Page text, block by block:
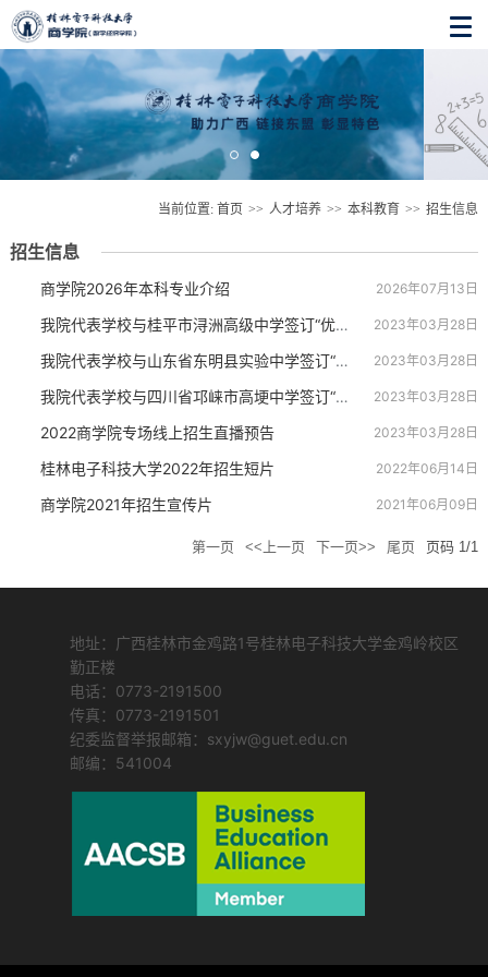
当前位置: 首页 >> 人才培养 >> 本科教育 >> 招生信息
招生信息
2026年07月13日
商学院2026年本科专业介绍
2023年03月28日
我院代表学校与桂平市浔洲高级中学签订“优质生源基地”建设协议并进行招生政策宣讲
2023年03月28日
我院代表学校与山东省东明县实验中学签订“优质生源基地”建设协议并进行招生政策宣讲
2023年03月28日
我院代表学校与四川省邛崃市高埂中学签订“优质生源基地”建设协议并进行招生政策宣讲会
2023年03月28日
2022商学院专场线上招生直播预告
2022年06月14日
桂林电子科技大学2022年招生短片
2021年06月09日
商学院2021年招生宣传片
第一页 <<上一页 下一页>> 尾页 页码 1/1
地址：广西桂林市金鸡路1号桂林电子科技大学金鸡岭校区
勤正楼
电话：0773-2191500
传真：0773-2191501
纪委监督举报邮箱：sxyjw@guet.edu.cn
邮编：541004